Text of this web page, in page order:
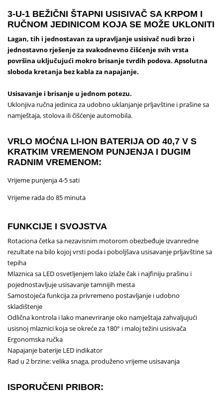
3-U-1 BEŽIČNI ŠTAPNI USISIVAČ SA KRPOM I
RUČNOM JEDINICOM KOJA SE MOŽE UKLONITI
Lagan, tih i jednostavan za upravljanje usisivač nudi brzo i
jednostavno rješenje za svakodnevno čišćenje svih vrsta
površina uključujući mokro brisanje tvrdih podova. Apsolutna
sloboda kretanja bez kabla za napajanje.
Usisavanje i brisanje u jednom potezu.
Uklonjiva ručna jedinica za udobno uklanjanje prljavštine i prašine sa
namještaja, stolova ili čišćenje automobila.
VRLO MOĆNA LI-ION BATERIJA OD 40,7 V S
KRATKIM VREMENOM PUNJENJA I DUGIM
RADNIM VREMENOM:
Vrijeme punjenja 4-5 sati
Vrijeme rada do 85 minuta
FUNKCIJE I SVOJSTVA
Rotaciona četka sa nezavisnim motorom obezbeđuje izvanredne
rezultate na bilo kojoj vrsti poda i poboljšava usisavanje prljavštine sa
tepiha
Mlaznica sa LED osvetljenjem lako izlaže čak i najfiniju prašinu i
pojednostavljuje usisavanje tamnijih mesta
Samostojeća funkcija za privremeno postavljanje i udobno
skladištenje
Odlična kontrola i lako manevriranje oko namještaja zahvaljujući
usisnoj mlaznici koja se okreće za 180° i maloj težini usisivača
Ergonomska ručka
Napajanje baterije LED indikator
Rad u 2 brzine: velika snaga, produženo vrijeme usisavanja
ISPORUČENI PRIBOR: